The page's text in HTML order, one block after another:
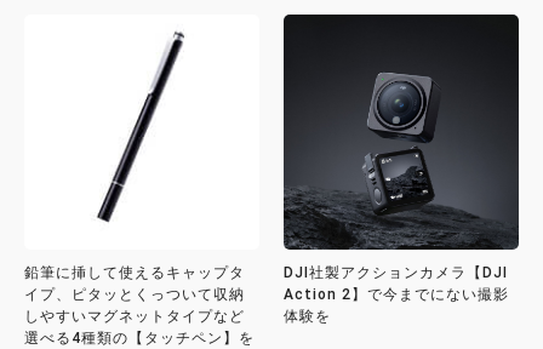
鉛筆に挿して使えるキャップタ
イプ、ピタッとくっついて収納
しやすいマグネットタイプなど
選べる4種類の【タッチペン】を
DJI社製アクションカメラ【DJI
Action 2】で今までにない撮影
体験を